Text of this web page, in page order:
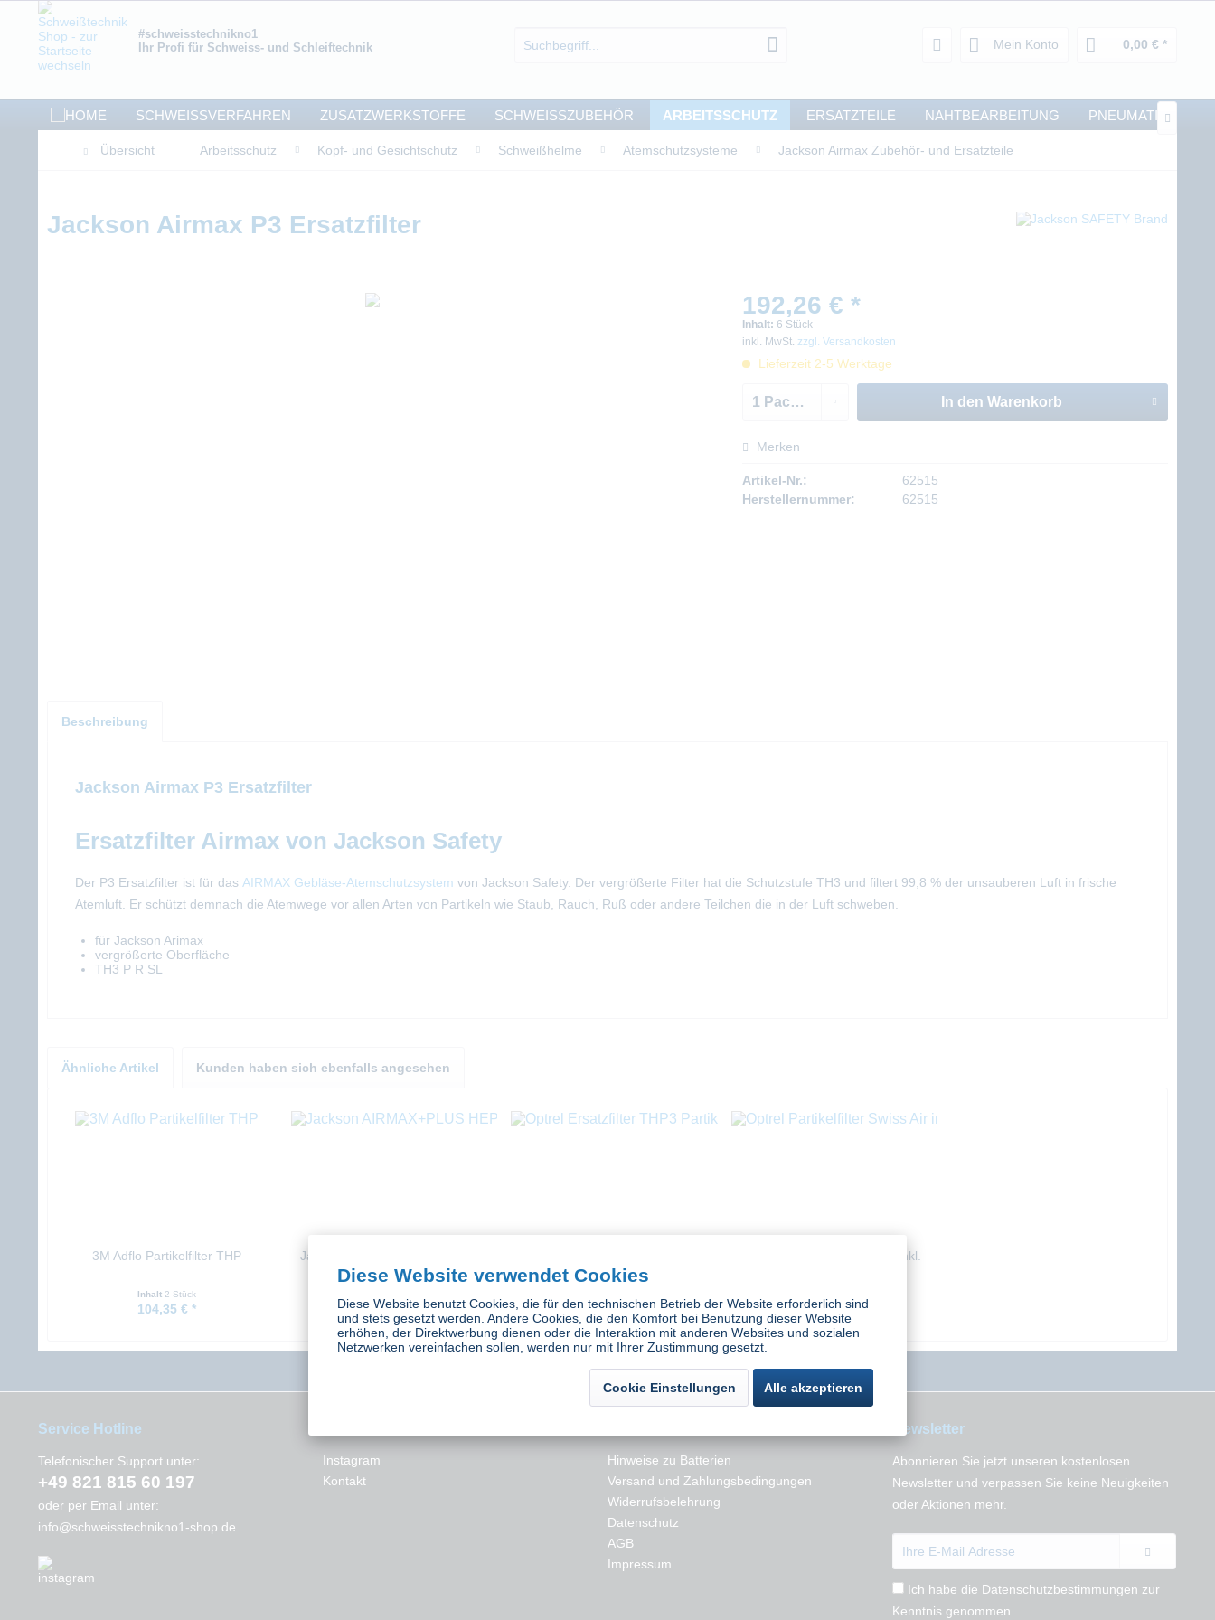
#schweisstechnikno1
Ihr Profi für Schweiss- und Schleiftechnik
Mein Konto 0,00 € *
SCHWEISSVERFAHREN ZUSATZWERKSTOFFE SCHWEISSZUBEHÖR ARBEITSSCHUTZ ERSATZTEILE NAHTBEARBEITUNG PNEUMATIK
Übersicht Arbeitsschutz Kopf- und Gesichtschutz Schweißhelme Atemschutzsysteme Jackson Airmax Zubehör- und Ersatzteile
Jackson Airmax P3 Ersatzfilter
192,26 € *
Inhalt: 6 Stück
inkl. MwSt. zzgl. Versandkosten
Lieferzeit 2-5 Werktage
In den Warenkorb
Merken
Artikel-Nr.:
62515
Herstellernummer:
62515
Beschreibung
Jackson Airmax P3 Ersatzfilter
Ersatzfilter Airmax von Jackson Safety
Der P3 Ersatzfilter ist für das AIRMAX Gebläse-Atemschutzsystem von Jackson Safety. Der vergrößerte Filter hat die Schutzstufe TH3 und filtert 99,8 % der unsauberen Luft in frische
Atemluft. Er schützt demnach die Atemwege vor allen Arten von Partikeln wie Staub, Rauch, Ruß oder andere Teilchen die in der Luft schweben.
für Jackson Arimax
vergrößerte Oberfläche
TH3 P R SL
Ähnliche Artikel Kunden haben sich ebenfalls angesehen
3M Adflo Partikelfilter THP
Inhalt 2 Stück
104,35 € *
Jackson AIRMAX+PLUS HEPA
Ersatzfilter
263,07 € *
Partikelfilter
44,92 € *
Optrel Partikelfilter Swiss Air inkl.
49,97 € *
Service Hotline
Telefonischer Support unter:
+49 821 815 60 197
oder per Email unter:
info@schweisstechnikno1-shop.de
Instagram
Kontakt
Hinweise zu Batterien
Versand und Zahlungsbedingungen
Widerrufsbelehrung
Datenschutz
AGB
Impressum
Newsletter
Abonnieren Sie jetzt unseren kostenlosen
Newsletter und verpassen Sie keine Neuigkeiten
oder Aktionen mehr.
Ich habe die Datenschutzbestimmungen zur
Kenntnis genommen.
Diese Website verwendet Cookies
Diese Website benutzt Cookies, die für den technischen Betrieb der Website erforderlich sind
und stets gesetzt werden. Andere Cookies, die den Komfort bei Benutzung dieser Website
erhöhen, der Direktwerbung dienen oder die Interaktion mit anderen Websites und sozialen
Netzwerken vereinfachen sollen, werden nur mit Ihrer Zustimmung gesetzt.
Cookie Einstellungen Alle akzeptieren